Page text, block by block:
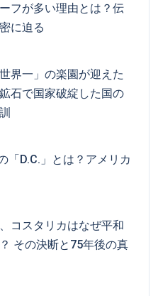
フが多い理由とは？伝
に迫る
界一」の楽園が迎えた
石で国家破綻した国の
「D.C.」とは？アメリカ
コスタリカはなぜ平和
その決断と75年後の真